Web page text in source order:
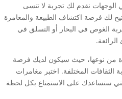
نقدم لك تجربة لا تنسى
لك فرصة اكتشاف الطبيعة والمغامرة
الغوص في البحار أو التسلق في
من نوعها، حيث سيكون لديك فرصة
المختلفة. اختبر مغامرات
ستساعدك على الاستمتاع بكل لحظة